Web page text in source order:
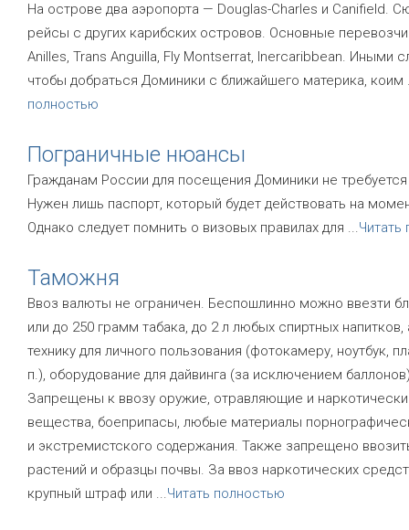
На острове два аэропорта — Douglas-Charles и Canifield.
рейсы с других карибских островов. Основные
Anilles, Trans Anguilla, Fly Montserrat, Inercaribbean. Иными
чтобы добраться Доминики с ближайшего материка, коим
полностью
Пограничные нюансы
Гражданам России для посещения Доминики не требуется
Нужен лишь паспорт, который будет действовать на
Однако следует помнить о визовых правилах для ...Читать
Таможня
Ввоз валюты не ограничен. Беспошлинно можно ввезти
или до 250 грамм табака, до 2 л любых спиртных напитков,
технику для личного пользования (фотокамеру, ноутбук,
п.), оборудование для дайвинга (за исключением
Запрещены к ввозу оружие, отравляющие и
вещества, боеприпасы, любые материалы
и экстремистского содержания. Также запрещено
растений и образцы почвы. За ввоз наркотических
крупный штраф или ...Читать полностью